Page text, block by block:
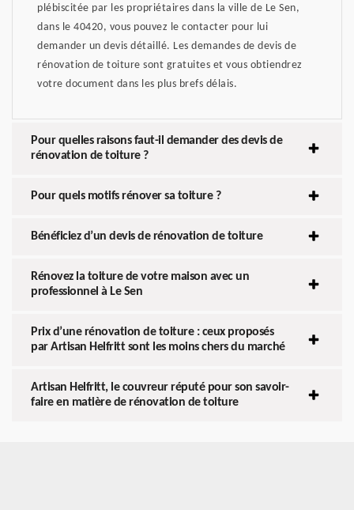
plébiscitée par les propriétaires dans la ville de Le Sen,
dans le 40420, vous pouvez le contacter pour lui
demander un devis détaillé. Les demandes de devis de
rénovation de toiture sont gratuites et vous obtiendrez
votre document dans les plus brefs délais.
Pour quelles raisons faut-il demander des devis de
rénovation de toiture ?
Pour quels motifs rénover sa toiture ?
Bénéficiez d’un devis de rénovation de toiture
Rénovez la toiture de votre maison avec un
professionnel à Le Sen
Prix d’une rénovation de toiture : ceux proposés
par Artisan Helfritt sont les moins chers du marché
Artisan Helfritt, le couvreur réputé pour son savoir-
faire en matière de rénovation de toiture